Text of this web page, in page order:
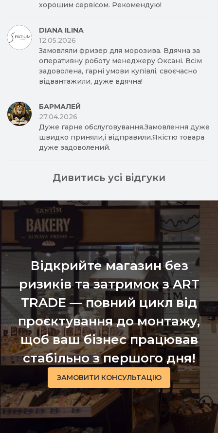
хорошим сервісом. Рекомендую!
DIANA ILINA
12.05.2026
Замовляли фризер для морозива. Вдячна за
оперативну роботу менеджеру Оксані. Всім
задоволена, гарні умови купівлі, своєчасно
відвантажили, дуже вдячна!
БАРМАЛЕЙ
27.04.2026
Дуже гарне обслуговування.Замовлення дуже
швидко приняли,і відправили.Якістю товара
дуже задоволений.
Дивитись усі відгуки
Відкрийте магазин без
ризиків та затримок з ART
TRADE — повний цикл від
проєктування до монтажу,
щоб ваш бізнес працював
стабільно з першого дня!
ЗАМОВИТИ КОНСУЛЬТАЦІЮ